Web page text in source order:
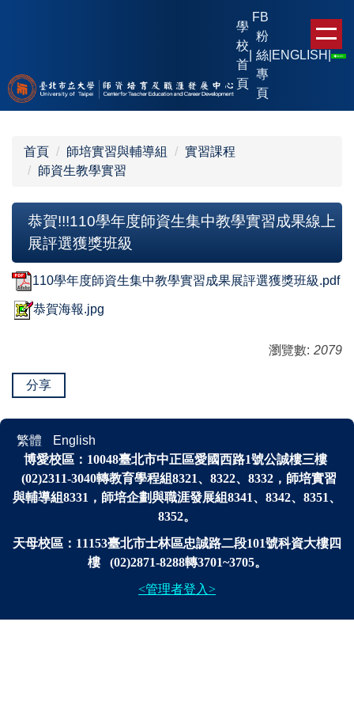
內
容
學
校
首
頁
FB
粉
絲
專
頁
ENGLISH |
首頁 師培實習與輔導組
實習課程
師資生教學實習
恭賀!!!110學年度師資生集中教學實習成果線上
展評選獲獎班級
110學年度師資生集中教學實習成果展評選獲獎班級.pdf
恭賀海報.jpg
瀏覽數: 2079
分享
繁體
English
博愛校區： 10048臺北市中正區愛國西路1號公誠樓三樓
(02)2311-3040轉教育學程組8321、8322、8332，師培實習
與輔導組8331，師培企劃與職涯發展組8341、 8342、8351、
8352。
天母校區：11153臺北市士林區忠誠路二段101號科資大樓四
樓 (02)2871-8288轉3701~3705。
<管理者登入>